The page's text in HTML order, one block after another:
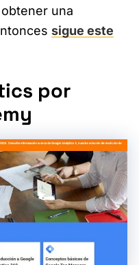
una
sigue este
por